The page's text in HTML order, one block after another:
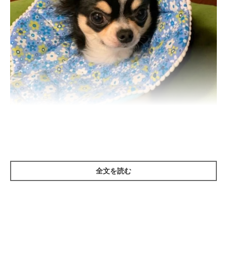
エリザベスカラーは、手術や皮膚病、目の病気などで患部を舐め
全文を読む